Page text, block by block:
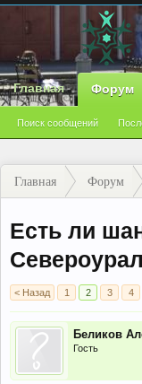
Главная Форум
Поиск сообщений
Главная Форум
Есть ли
< Назад 1 2 3 4
Беликов
Гость